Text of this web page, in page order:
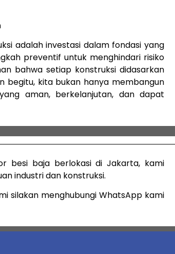
adalah investasi dalam fondasi yang
preventif untuk menghindari risiko
bahwa setiap konstruksi didasarkan
begitu, kita bukan hanya membangun
aman, berkelanjutan, dan dapat
besi baja berlokasi di Jakarta, kami
industri dan konstruksi.
silakan menghubungi WhatsApp kami